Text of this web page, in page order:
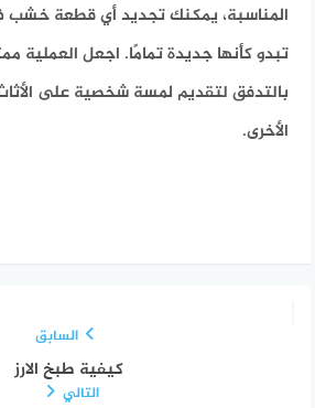
المناسبة، يمكنك تجديد أي قطعة خشب
تبدو كأنها جديدة تمامًا. اجعل العملية
بالتدفق لتقديم لمسة شخصية على
الأخرى.
السابق
كيفية طبخ الارز
التالي